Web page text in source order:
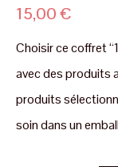
15,00€
Choisir ce coffret
avec des produits
produits
soin dans un